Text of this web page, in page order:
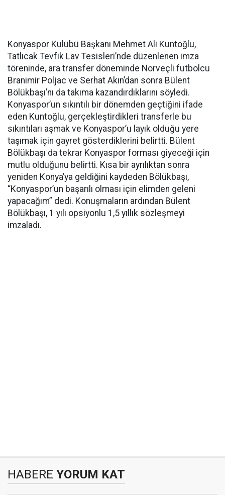
Konyaspor Kulübü Başkanı Mehmet Ali Kuntoğlu,
Tatlıcak Tevfik Lav Tesisleri’nde düzenlenen imza
töreninde, ara transfer döneminde Norveçli futbolcu
Branimir Poljac ve Serhat Akın’dan sonra Bülent
Bölükbaşı’nı da takıma kazandırdıklarını söyledi.
Konyaspor’un sıkıntılı bir dönemden geçtiğini ifade
eden Kuntoğlu, gerçekleştirdikleri transferle bu
sıkıntıları aşmak ve Konyaspor’u layık olduğu yere
taşımak için gayret gösterdiklerini belirtti. Bülent
Bölükbaşı da tekrar Konyaspor forması giyeceği için
mutlu olduğunu belirtti. Kısa bir ayrılıktan sonra
yeniden Konya’ya geldiğini kaydeden Bölükbaşı,
“Konyaspor’un başarılı olması için elimden geleni
yapacağım” dedi. Konuşmaların ardından Bülent
Bölükbaşı, 1 yılı opsiyonlu 1,5 yıllık sözleşmeyi
imzaladı.
HABERE YORUM KAT